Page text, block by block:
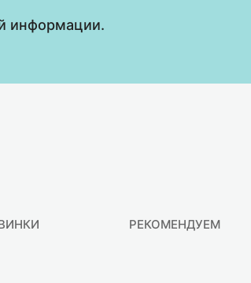
информации.
РЕКОМЕНДУЕМ